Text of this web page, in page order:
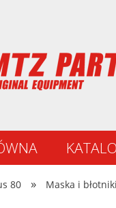
80 » Maska i błotniki